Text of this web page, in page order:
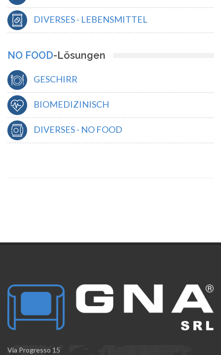
DIVERSES - LEBENSMITTEL
NO FOOD-Lösungen
GESCHIRR
BIOMEDIZINISCH
DIVERSES - NO FOOD
Via Progresso 15